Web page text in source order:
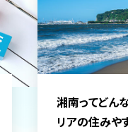
湘南ってどん
リアの住みや